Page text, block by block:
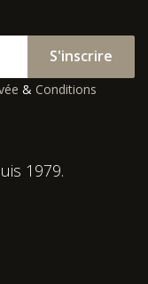
S'inscrire
& Conditions
1979.